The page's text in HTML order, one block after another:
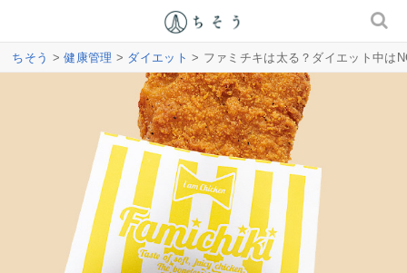
ちそう >健康管理 > ダイエット > ファミチキは太る？ダイエット中は